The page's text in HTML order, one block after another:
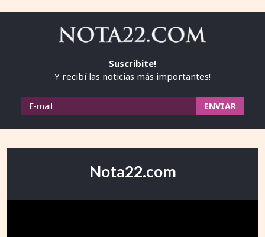
Suscribite!
Y recibí las noticias más importantes!
Nota22.com